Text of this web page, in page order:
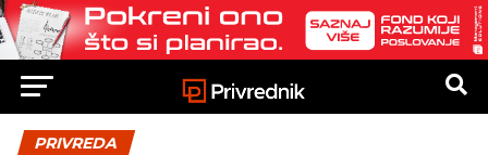
PRIVREDA